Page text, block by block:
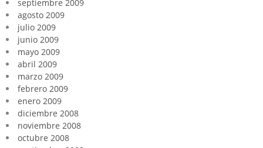
septiembre 2009
agosto 2009
julio 2009
junio 2009
mayo 2009
abril 2009
marzo 2009
febrero 2009
enero 2009
diciembre 2008
noviembre 2008
octubre 2008